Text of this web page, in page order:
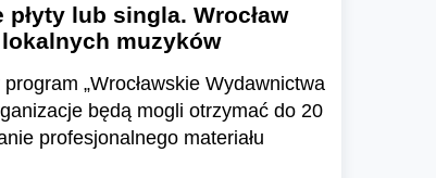
płyty lub singla. Wrocław
muzyków
„Wrocławskie Wydawnictwa
będą mogli otrzymać do 20
profesjonalnego materiału